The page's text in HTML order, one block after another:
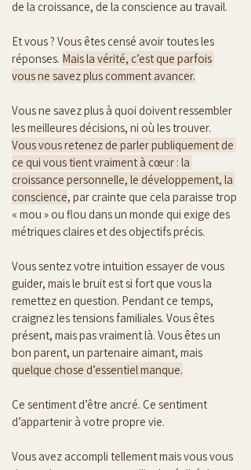
de la croissance, de la conscience au travail.
Et vous ? Vous êtes censé avoir toutes les
réponses. Mais la vérité, c’est que parfois
vous ne savez plus comment avancer.
Vous ne savez plus à quoi doivent ressembler
les meilleures décisions, ni où les trouver.
Vous vous retenez de parler publiquement de
ce qui vous tient vraiment à cœur : la
croissance personnelle, le développement, la
conscience, par crainte que cela paraisse trop
« mou » ou flou dans un monde qui exige des
métriques claires et des objectifs précis.
Vous sentez votre intuition essayer de vous
guider, mais le bruit est si fort que vous la
remettez en question. Pendant ce temps,
craignez les tensions familiales. Vous êtes
présent, mais pas vraiment là. Vous êtes un
bon parent, un partenaire aimant, mais
quelque chose d’essentiel manque.
Ce sentiment d’être ancré. Ce sentiment
d’appartenir à votre propre vie.
Vous avez accompli tellement mais vous vous